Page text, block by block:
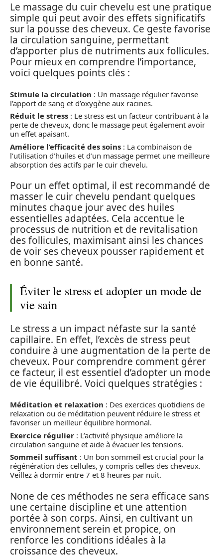
Le massage du cuir chevelu est une pratique
simple qui peut avoir des effets significatifs
sur la pousse des cheveux. Ce geste favorise
la circulation sanguine, permettant
d’apporter plus de nutriments aux follicules.
Pour mieux en comprendre l’importance,
voici quelques points clés :
Stimule la circulation : Un massage régulier favorise
l’apport de sang et d’oxygène aux racines.
Réduit le stress : Le stress est un facteur contribuant à la
perte de cheveux, donc le massage peut également avoir
un effet apaisant.
Améliore l’efficacité des soins : La combinaison de
l’utilisation d’huiles et d’un massage permet une meilleure
absorption des actifs par le cuir chevelu.
Pour un effet optimal, il est recommandé de
masser le cuir chevelu pendant quelques
minutes chaque jour avec des huiles
essentielles adaptées. Cela accentue le
processus de nutrition et de revitalisation
des follicules, maximisant ainsi les chances
de voir ses cheveux pousser rapidement et
en bonne santé.
Éviter le stress et adopter un mode de
vie sain
Le stress a un impact néfaste sur la santé
capillaire. En effet, l’excès de stress peut
conduire à une augmentation de la perte de
cheveux. Pour comprendre comment gérer
ce facteur, il est essentiel d’adopter un mode
de vie équilibré. Voici quelques stratégies :
Méditation et relaxation : Des exercices quotidiens de
relaxation ou de méditation peuvent réduire le stress et
favoriser un meilleur équilibre hormonal.
Exercice régulier : L’activité physique améliore la
circulation sanguine et aide à évacuer les tensions.
Sommeil suffisant : Un bon sommeil est crucial pour la
régénération des cellules, y compris celles des cheveux.
Veillez à dormir entre 7 et 8 heures par nuit.
None de ces méthodes ne sera efficace sans
une certaine discipline et une attention
portée à son corps. Ainsi, en cultivant un
environnement serein et propice, on
renforce les conditions idéales à la
croissance des cheveux.